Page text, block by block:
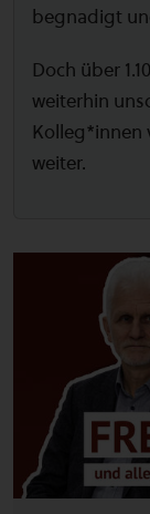
begnadigt
Doch über
weiterhin
Kolleg*innen
weiter.